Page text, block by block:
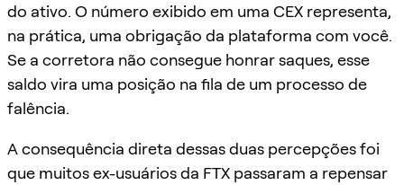
do ativo. O número exibido em uma CEX representa,
na prática, uma obrigação da plataforma com você.
Se a corretora não consegue honrar saques, esse
saldo vira uma posição na fila de um processo de
falência.
A consequência direta dessas duas percepções foi
que muitos ex-usuários da FTX passaram a repensar